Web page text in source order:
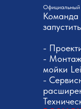
Официальный
-
-
мойки
-